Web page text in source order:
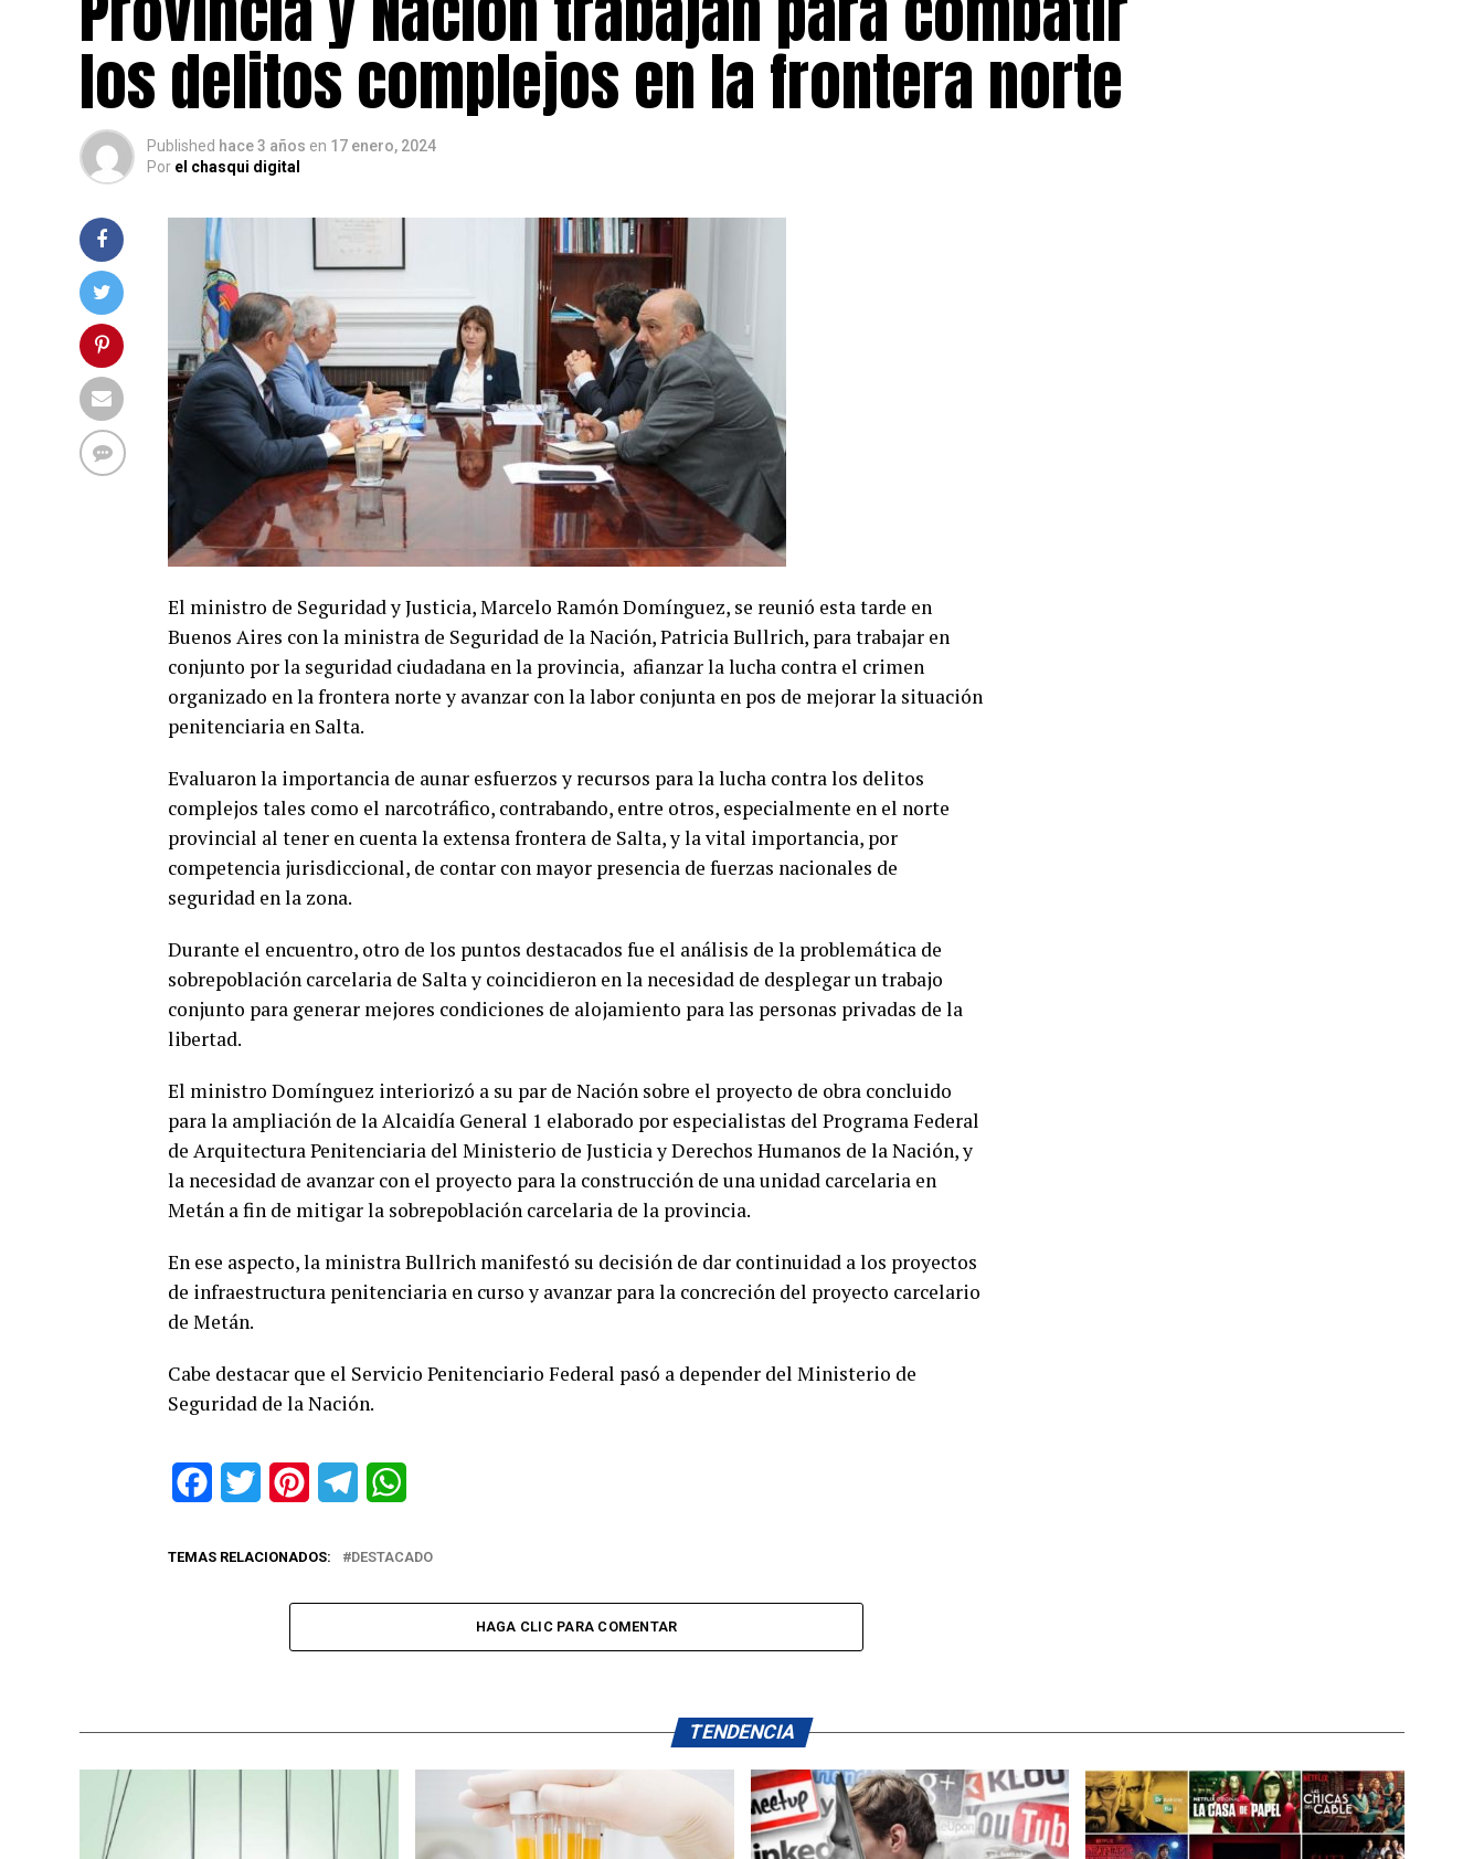
los delitos complejos en la frontera norte
Published hace 3 años en 17 enero, 2024
Por el chasqui digital
El ministro de Seguridad y Justicia, Marcelo Ramón Domínguez, se reunió esta tarde en
Buenos Aires con la ministra de Seguridad de la Nación, Patricia Bullrich, para trabajar en
conjunto por la seguridad ciudadana en la provincia, afianzar la lucha contra el crimen
organizado en la frontera norte y avanzar con la labor conjunta en pos de mejorar la situación
penitenciaria en Salta.
Evaluaron la importancia de aunar esfuerzos y recursos para la lucha contra los delitos
complejos tales como el narcotráfico, contrabando, entre otros, especialmente en el norte
provincial al tener en cuenta la extensa frontera de Salta, y la vital importancia, por
competencia jurisdiccional, de contar con mayor presencia de fuerzas nacionales de
seguridad en la zona.
Durante el encuentro, otro de los puntos destacados fue el análisis de la problemática de
sobrepoblación carcelaria de Salta y coincidieron en la necesidad de desplegar un trabajo
conjunto para generar mejores condiciones de alojamiento para las personas privadas de la
libertad.
El ministro Domínguez interiorizó a su par de Nación sobre el proyecto de obra concluido
para la ampliación de la Alcaidía General 1 elaborado por especialistas del Programa Federal
de Arquitectura Penitenciaria del Ministerio de Justicia y Derechos Humanos de la Nación, y
la necesidad de avanzar con el proyecto para la construcción de una unidad carcelaria en
Metán a fin de mitigar la sobrepoblación carcelaria de la provincia.
En ese aspecto, la ministra Bullrich manifestó su decisión de dar continuidad a los proyectos
de infraestructura penitenciaria en curso y avanzar para la concreción del proyecto carcelario
de Metán.
Cabe destacar que el Servicio Penitenciario Federal pasó a depender del Ministerio de
Seguridad de la Nación.
FacebookTwitter PinterestTelegram
TEMAS RELACIONADOS: DESTACADO
HAGA CLIC PARA COMENTAR
TENDENCIA